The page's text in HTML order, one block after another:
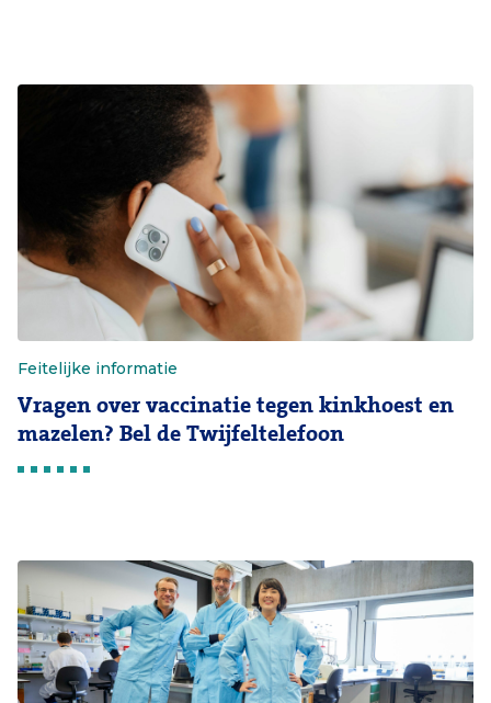
Feitelijke informatie
Vragen over vaccinatie tegen kinkhoest en
mazelen? Bel de Twijfeltelefoon